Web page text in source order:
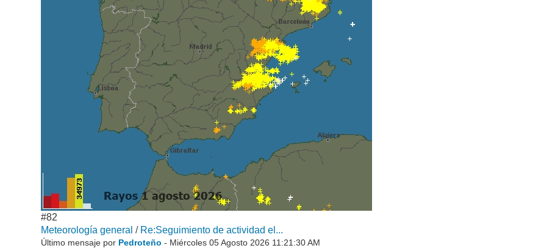
#82
Meteorología general / Re:Seguimiento de actividad el...
Último mensaje por Pedroteño - Miércoles 05 Agosto 2026 11:21:30 AM